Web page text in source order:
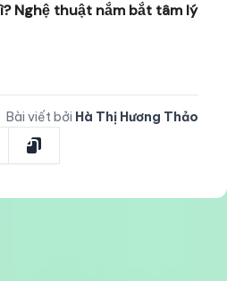
Nghệ thuật nắm bắt tâm lý
Bài viết bởi Hà Thị Hương Thảo